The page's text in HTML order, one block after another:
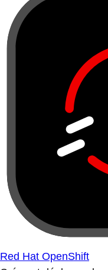
Red Hat OpenShift